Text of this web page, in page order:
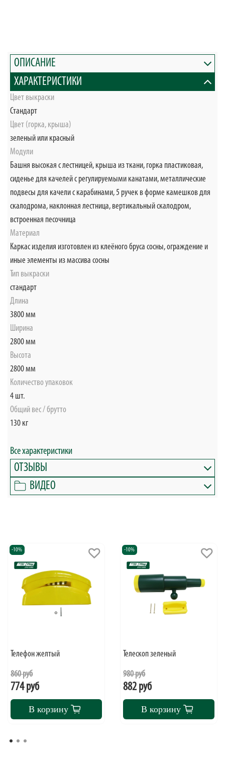
ОПИСАНИЕ
ХАРАКТЕРИСТИКИ
Цвет выкраски
Стандарт
Цвет (горка, крыша)
зеленый или красный
Модули
Башня высокая с лестницей, крыша из ткани, горка пластиковая,
сиденье для качелей с регулируемыми канатами, металлические
подвесы для качели с карабинами, 5 ручек в форме камешков для
скалодрома, наклонная лестница, вертикальный скалодром,
встроенная песочница
Материал
Каркас изделия изготовлен из клеёного бруса сосны, ограждение и
иные элементы из массива сосны
Тип выкраски
стандарт
Длина
3800 мм
Ширина
2800 мм
Высота
2800 мм
Количество упаковок
4 шт.
Общий вес / брутто
130 кг
Все характеристики
ОТЗЫВЫ
ВИДЕО
-10%
Телефон желтый
860 руб
774 руб
В корзину
-10%
Телескоп зеленый
980 руб
882 руб
В корзину